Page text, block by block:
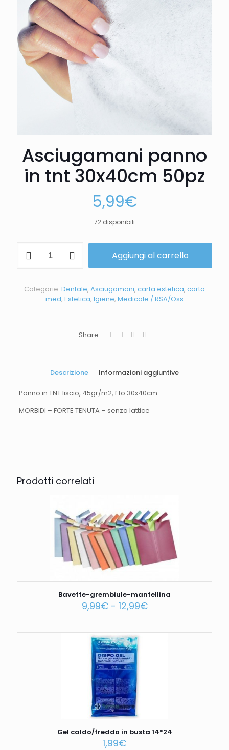
Asciugamani panno
in tnt 30x40cm 50pz
5,99€
72 disponibili
Aggiungi al carrello
Categorie: Dentale, Asciugamani, carta estetica, carta
med, Estetica, Igiene, Medicale / RSA/Oss
Share
Descrizione Informazioni aggiuntive
Panno in TNT liscio, 45gr/m2, f.to 30x40cm.
MORBIDI – FORTE TENUTA – senza lattice
Prodotti correlati
Bavette-grembiule-mantellina
9,99€ - 12,99€
Gel caldo/freddo in busta 14*24
1,99€